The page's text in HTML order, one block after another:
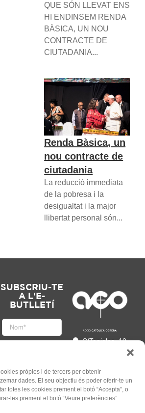
pròpies i de tercers per obtenir
dades. El seu objectiu és poder oferir-te un
totes les cookies prement el botó “Accepta”, o
les prement el botó “Veure preferències”.
QUE SÓN LLEVAT ENS
HI ENDINSEM RENDA
BÀSICA, UN NOU
CONTRACTE DE
CIUTADANIA...
Renda Bàsica, un
nou contracte de
ciutadania
La reducció immediata
de la pobresa i la
desigualtat i la major
llibertat personal són...
SUBSCRIU-TE
A L'E-
BUTLLETÍ
Accepto
l'Informació legal
C/Tapioles, 10
93 505 86 86
hola@acocat.org